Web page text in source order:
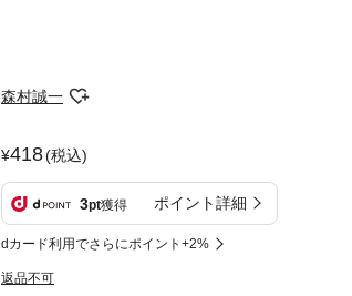
森村誠一
418(税込)
3pt獲得 ポイント詳細
dカード利用でさらにポイント+2%
返品不可